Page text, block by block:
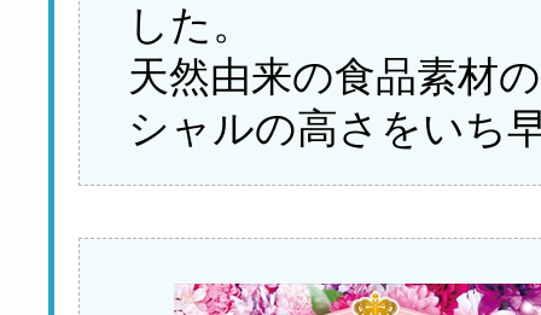
した。
天然由来の食品素材
シャルの高さをいち